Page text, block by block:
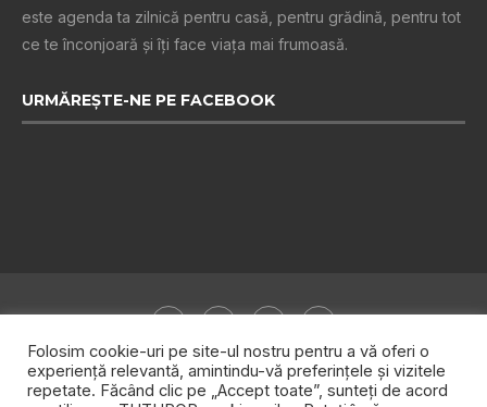
este agenda ta zilnică pentru casă, pentru grădină, pentru tot
ce te înconjoară şi îţi face viaţa mai frumoasă.
URMĂREȘTE-NE PE FACEBOOK
Folosim cookie-uri pe site-ul nostru pentru a vă oferi o
experiență relevantă, amintindu-vă preferințele și vizitele
repetate. Făcând clic pe „Accept toate”, sunteți de acord